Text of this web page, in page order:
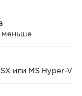
меньше
или MS Hyper-V